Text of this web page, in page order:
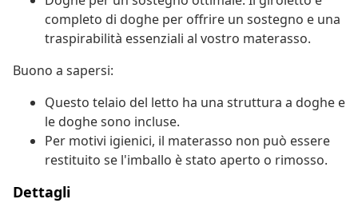
completo di doghe per offrire un sostegno e una
traspirabilità essenziali al vostro materasso.
Buono a sapersi:
Questo telaio del letto ha una struttura a doghe e
le doghe sono incluse.
Per motivi igienici, il materasso non può essere
restituito se l'imballo è stato aperto o rimosso.
Dettagli